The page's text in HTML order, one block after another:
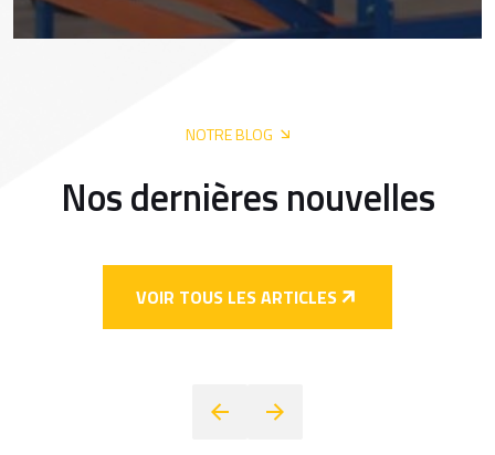
NOTRE BLOG
Nos dernières nouvelles
VOIR TOUS LES ARTICLES